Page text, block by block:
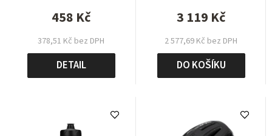
378,51 Kč bez DPH
458 Kč
DETAIL
2 577,69 Kč bez DPH
3 119 Kč
DO KOŠÍKU